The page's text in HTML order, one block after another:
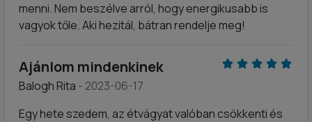
menni. Nem beszélve arról, hogy energikusabb is
vagyok tőle. Aki hezitál, bátran rendelje meg!
Ajánlom mindenkinek
Balogh Rita - 2023-06-17
Egy hete szedem, az étvágyat valóban csökkenti és